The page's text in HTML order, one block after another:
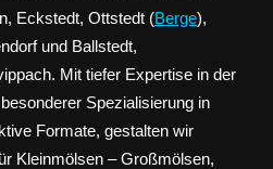
Eckstedt, Ottstedt (Berge),
und Ballstedt,
Mit tiefer Expertise in der
Spezialisierung in
Formate, gestalten wir
Kleinmölsen – Großmölsen,